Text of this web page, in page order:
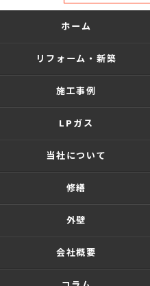
ホーム
リフォーム・新築
施工事例
LPガス
当社について
修繕
外壁
会社概要